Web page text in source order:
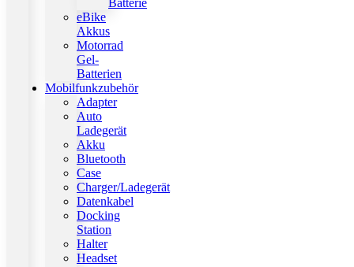
eBike
Akkus
Motorrad
Gel-
Batterien
Mobilfunkzubehör
Adapter
Auto
Ladegerät
Akku
Bluetooth
Case
Charger/Ladegerät
Datenkabel
Docking
Station
Halter
Headset